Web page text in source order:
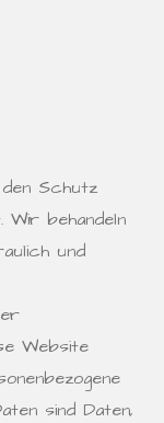
Schutz
behandeln
und
Website
sind Daten,